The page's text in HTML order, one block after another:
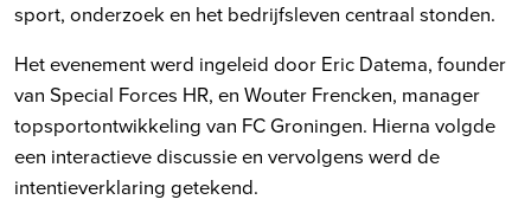
sport, onderzoek en het bedrijfsleven centraal stonden.
Het evenement werd ingeleid door Eric Datema, founder
van Special Forces HR, en Wouter Frencken, manager
topsportontwikkeling van FC Groningen. Hierna volgde
een interactieve discussie en vervolgens werd de
intentieverklaring getekend.